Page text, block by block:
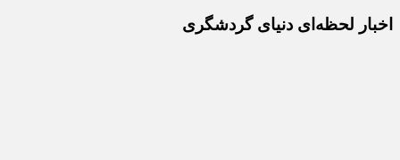
اخبار لحظه‌ای دنیای گردشگری